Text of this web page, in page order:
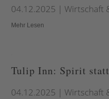
04.12.2025 |Wirtschaft
Mehr Lesen
Tulip Inn: Spirit
04.12.2025 |Wirtschaft